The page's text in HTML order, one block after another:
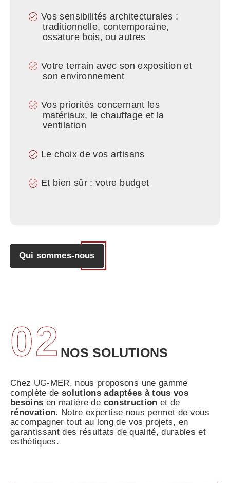
Vos sensibilités architecturales :
traditionnelle, contemporaine,
ossature bois, ou autres
Votre terrain avec son exposition et
son environnement
Vos priorités concernant les
matériaux, le chauffage et la
ventilation
Le choix de vos artisans
Et bien sûr : votre budget
Qui sommes-nous
NOS SOLUTIONS
02
Chez UG-MER, nous proposons une gamme
complète desolutions adaptées à tous vos
besoins en matière de construction et de
rénovation. Notre expertise nous permet de vous
accompagner tout au long de vos projets, en
garantissant des résultats de qualité, durables et
esthétiques.